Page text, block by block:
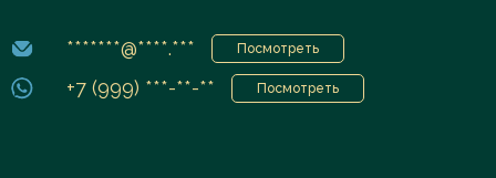
*******@****.*** Посмотреть
+7 (999) ***-**-** Посмотреть